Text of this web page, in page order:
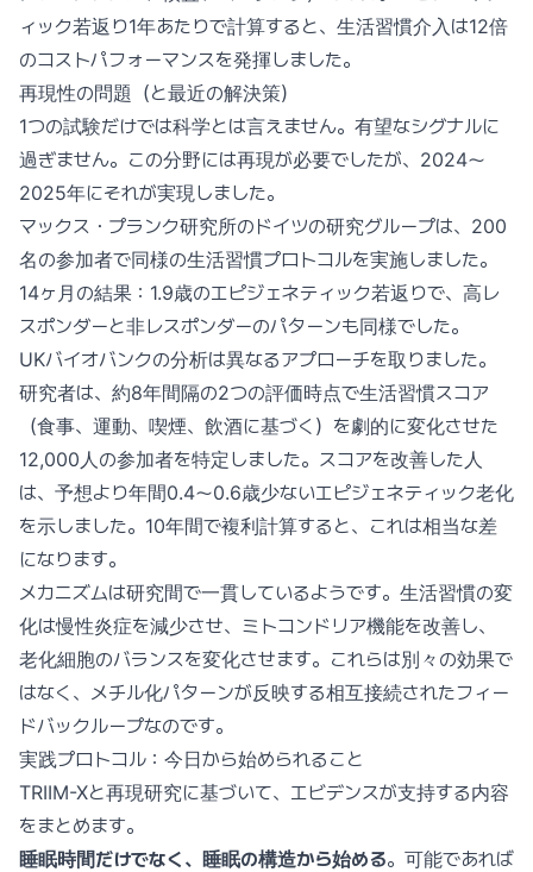
ィック若返り1年あたりで計算すると、生活習慣介入は12倍
のコストパフォーマンスを発揮しました。
再現性の問題（と最近の解決策）
1つの試験だけでは科学とは言えません。有望なシグナルに
過ぎません。この分野には再現が必要でしたが、2024〜
2025年にそれが実現しました。
マックス・プランク研究所のドイツの研究グループは、200
名の参加者で同様の生活習慣プロトコルを実施しました。
14ヶ月の結果：1.9歳のエピジェネティック若返りで、高レ
スポンダーと非レスポンダーのパターンも同様でした。
UKバイオバンクの分析は異なるアプローチを取りました。
研究者は、約8年間隔の2つの評価時点で生活習慣スコア
（食事、運動、喫煙、飲酒に基づく）を劇的に変化させた
12,000人の参加者を特定しました。スコアを改善した人
は、予想より年間0.4〜0.6歳少ないエピジェネティック老化
を示しました。10年間で複利計算すると、これは相当な差
になります。
メカニズムは研究間で一貫しているようです。生活習慣の変
化は慢性炎症を減少させ、ミトコンドリア機能を改善し、
老化細胞のバランスを変化させます。これらは別々の効果で
はなく、メチル化パターンが反映する相互接続されたフィー
ドバックループなのです。
実践プロトコル：今日から始められること
TRIIM-Xと再現研究に基づいて、エビデンスが支持する内容
をまとめます。
睡眠時間だけでなく、睡眠の構造から始める。可能であれば